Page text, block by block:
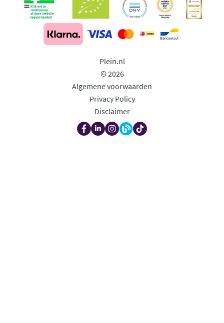
Plein.nl
© 2026
Algemene voorwaarden
Privacy Policy
Disclaimer